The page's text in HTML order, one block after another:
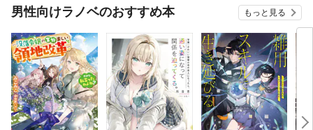
男性向けラノベのおすすめ本 もっと見る